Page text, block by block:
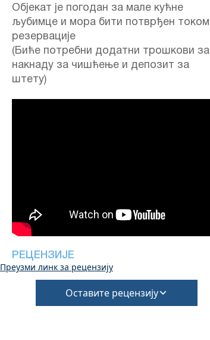
Објекат је погодан за мале кућне
љубимце и мора бити потврђен током
резервације
(Биће потребни додатни трошкови за
накнаду за чишћење и депозит за
штету)
РЕЦЕНЗИЈЕ
Преузми линк за рецензију
Оставите рецензију